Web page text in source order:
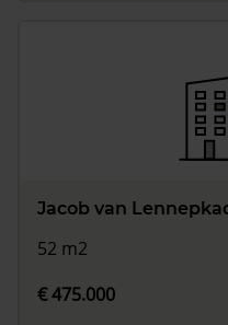
Jacob van
52 m2
€ 475.000